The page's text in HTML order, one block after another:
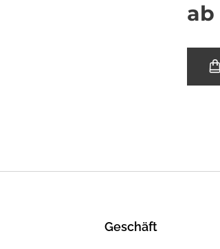
ab
Geschäft